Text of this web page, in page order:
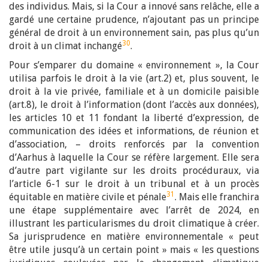
des individus. Mais, si la Cour a innové sans relâche, elle a
gardé une certaine prudence, n’ajoutant pas un principe
général de droit à un environnement sain, pas plus qu’un
droit à un climat inchangé30.
Pour s’emparer du domaine « environnement », la Cour
utilisa parfois le droit à la vie (art.2) et, plus souvent, le
droit à la vie privée, familiale et à un domicile paisible
(art.8), le droit à l’information (dont l’accès aux données),
les articles 10 et 11 fondant la liberté d’expression, de
communication des idées et informations, de réunion et
d’association, – droits renforcés par la convention
d’Aarhus à laquelle la Cour se réfère largement. Elle sera
d’autre part vigilante sur les droits procéduraux, via
l’article 6-1 sur le droit à un tribunal et à un procès
équitable en matière civile et pénale31 . Mais elle franchira
une étape supplémentaire avec l’arrêt de 2024, en
illustrant les particularismes du droit climatique à créer.
Sa jurisprudence en matière environnementale « peut
être utile jusqu’à un certain point » mais « les questions